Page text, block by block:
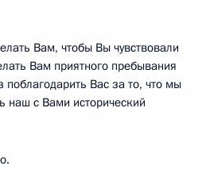
Вам, чтобы Вы чувствовали
Вам приятного пребывания
Вас за то, что мы
наш с Вами исторический